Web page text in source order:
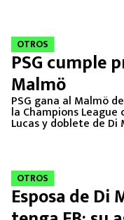
OTROS
PSG cumple
Malmö
PSG gana al Malmö
la Champions
Lucas y doblete de Di
OTROS
Esposa de Di